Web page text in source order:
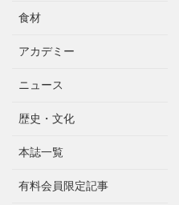
食材
アカデミー
ニュース
歴史・文化
本誌一覧
有料会員限定記事